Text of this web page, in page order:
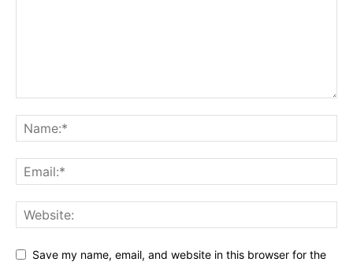
Save my name, email, and website in this browser for the